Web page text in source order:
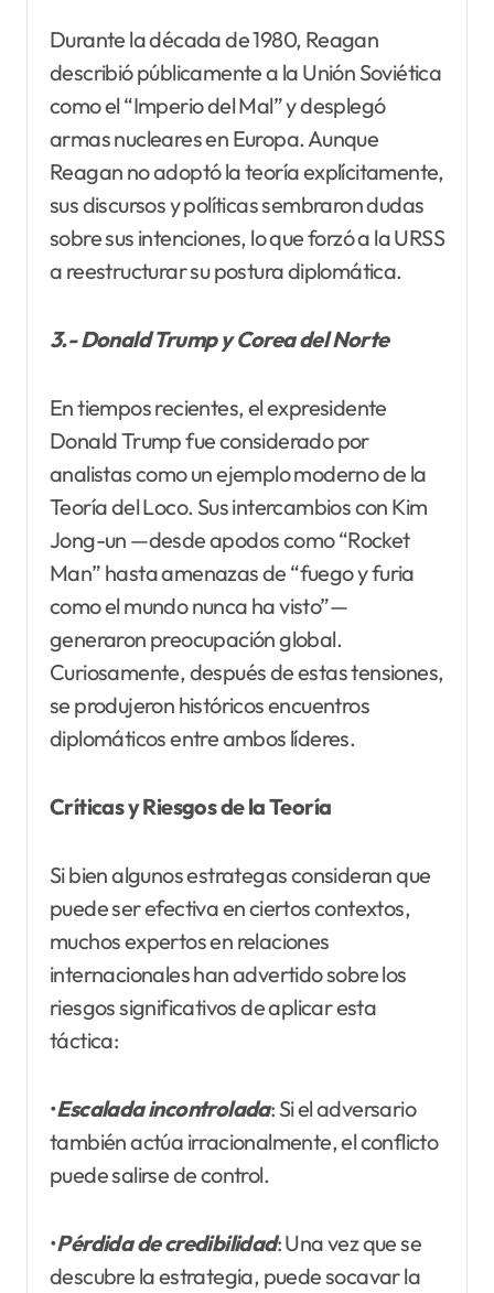
Durante la década de 1980, Reagan
describió públicamente a la Unión Soviética
como el “Imperio del Mal” y desplegó
armas nucleares en Europa. Aunque
Reagan no adoptó la teoría explícitamente,
sus discursos y políticas sembraron dudas
sobre sus intenciones, lo que forzó a la URSS
a reestructurar su postura diplomática.
3.- Donald Trump y Corea del Norte
En tiempos recientes, el expresidente
Donald Trump fue considerado por
analistas como un ejemplo moderno de la
Teoría del Loco. Sus intercambios con Kim
Jong-un —desde apodos como “Rocket
Man” hasta amenazas de “fuego y furia
como el mundo nunca ha visto”—
generaron preocupación global.
Curiosamente, después de estas tensiones,
se produjeron históricos encuentros
diplomáticos entre ambos líderes.
Críticas y Riesgos de la Teoría
Si bien algunos estrategas consideran que
puede ser efectiva en ciertos contextos,
muchos expertos en relaciones
internacionales han advertido sobre los
riesgos significativos de aplicar esta
táctica:
•Escalada incontrolada: Si el adversario
también actúa irracionalmente, el conflicto
puede salirse de control.
•Pérdida de credibilidad: Una vez que se
descubre la estrategia, puede socavar la